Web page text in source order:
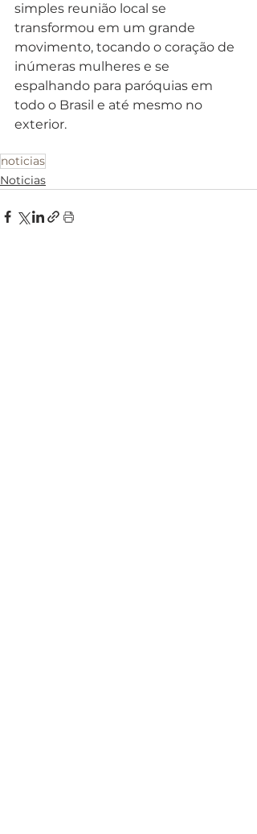
simples reunião local se
transformou em um grande
movimento, tocando o coração de
inúmeras mulheres e se
espalhando para paróquias em
todo o Brasil e até mesmo no
exterior.
noticias
Noticias